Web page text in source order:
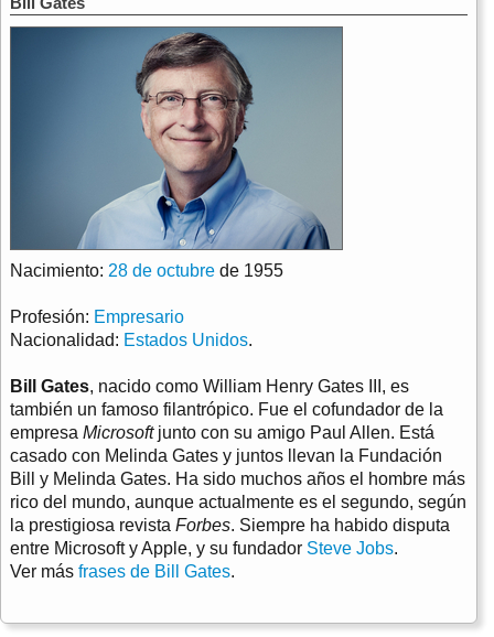
Nacimiento: 28 de octubre de 1955
Profesión: Empresario
Nacionalidad: Estados Unidos.
Bill Gates, nacido como William Henry Gates III, es
también un famoso filantrópico. Fue el cofundador de la
empresa Microsoftjunto con su amigo Paul Allen. Está
casado con Melinda Gates y juntos llevan la Fundación
Bill y Melinda Gates. Ha sido muchos años el hombre más
rico del mundo, aunque actualmente es el segundo, según
la prestigiosa revista Forbes. Siempre ha habido disputa
entre Microsoft y Apple, y su fundador Steve Jobs.
Ver más frases de Bill Gates.